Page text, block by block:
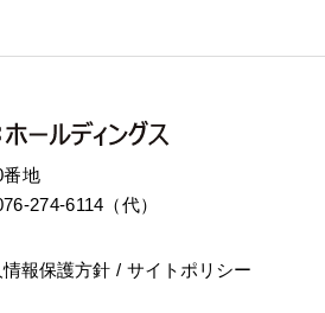
番地
274-6114（代）
情報保護方針 サイトポリシー